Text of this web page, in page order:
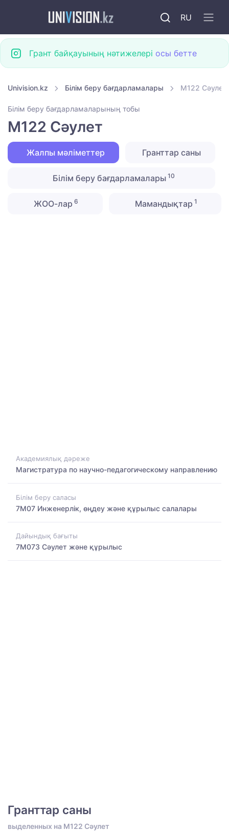
RU
Грант байқауының нәтижелері осы бетте
Univision.kz Білім беру бағдарламалары M122 Сәулет
Білім беру бағдарламаларының тобы
M122 Сәулет
Жалпы мәліметтер Гранттар саны
Білім беру бағдарламалары10
ЖОО-лар 6 Мамандықтар 1
Академиялық дәреже
Магистратура по научно-педагогическому направлению
Білім беру саласы
7M07 Инженерлік, өңдеу және құрылыс салалары
Дайындық бағыты
7M073 Сәулет және құрылыс
Гранттар саны
выделенных на M122 Сәулет